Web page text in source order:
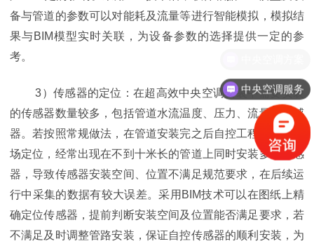
备与管道的参数可以对能耗及流量等进行智能模拟，模拟结
果与BIM模型实时关联，为设备参数的选择提供一定的参
考。
3）传感器的定位：在超高效中央空调安装中需要安装
的传感器数量较多，包括管道水流温度、压力、流量等传感
器。若按照常规做法，在管道安装完之后自控工程师再到现
场定位，经常出现在不到十米长的管道上同时安装多种传感
器，导致传感器安装空间、位置不满足规范要求，在后续运
行中采集的数据有较大误差。采用BIM技术可以在图纸上精
确定位传感器，提前判断安装空间及位置能否满足要求，若
不满足及时调整管路安装，保证自控传感器的顺利安装，为
中央空调服务